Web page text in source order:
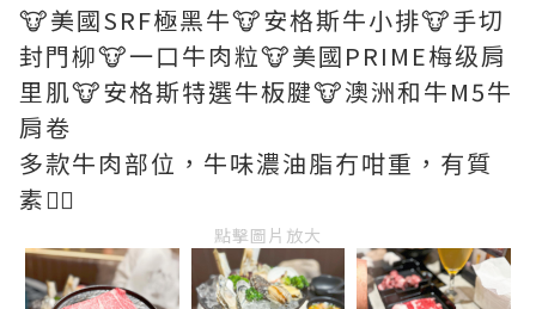
🐮美國SRF極黑牛🐮安格斯牛小排🐮手切
封門柳🐮一口牛肉粒🐮美國PRIME梅级肩
里肌🐮安格斯特選牛板腱🐮澳洲和牛M5牛
肩卷
多款牛肉部位，牛味濃油脂冇咁重，有質
素👍🏻
點擊圖片放大